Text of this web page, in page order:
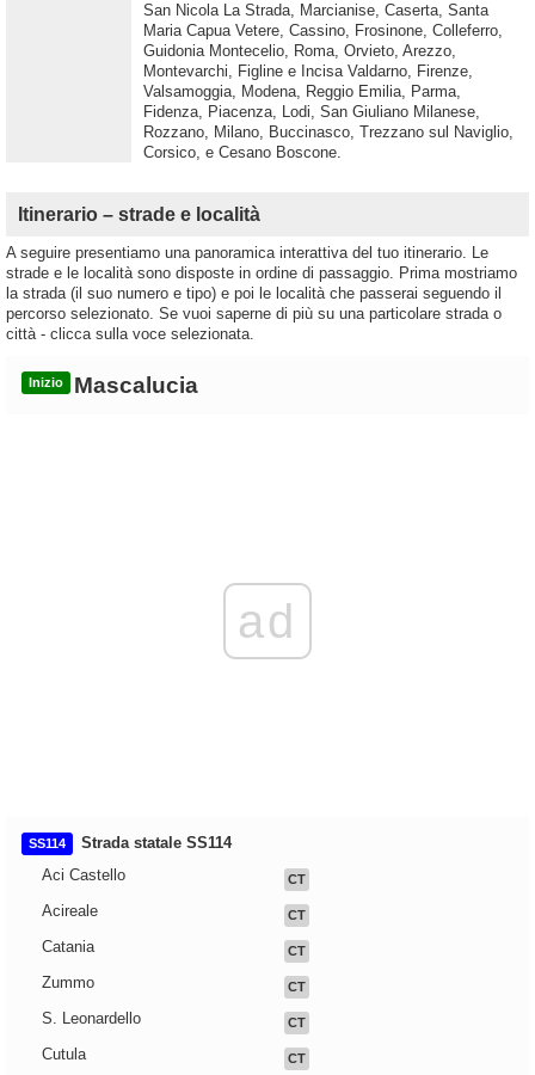
San Nicola La Strada, Marcianise, Caserta, Santa
Maria Capua Vetere, Cassino, Frosinone, Colleferro,
Guidonia Montecelio, Roma, Orvieto, Arezzo,
Montevarchi, Figline e Incisa Valdarno, Firenze,
Valsamoggia, Modena, Reggio Emilia, Parma,
Fidenza, Piacenza, Lodi, San Giuliano Milanese,
Rozzano, Milano, Buccinasco, Trezzano sul Naviglio,
Corsico, e Cesano Boscone.
Itinerario – strade e località
A seguire presentiamo una panoramica interattiva del tuo itinerario. Le
strade e le località sono disposte in ordine di passaggio. Prima mostriamo
la strada (il suo numero e tipo) e poi le località che passerai seguendo il
percorso selezionato. Se vuoi saperne di più su una particolare strada o
città - clicca sulla voce selezionata.
Inizio Mascalucia
ad
SS114
Strada statale SS114
Aci Castello
CT
Acireale CT
Catania CT
Zummo CT
S. Leonardello CT
Cutula CT